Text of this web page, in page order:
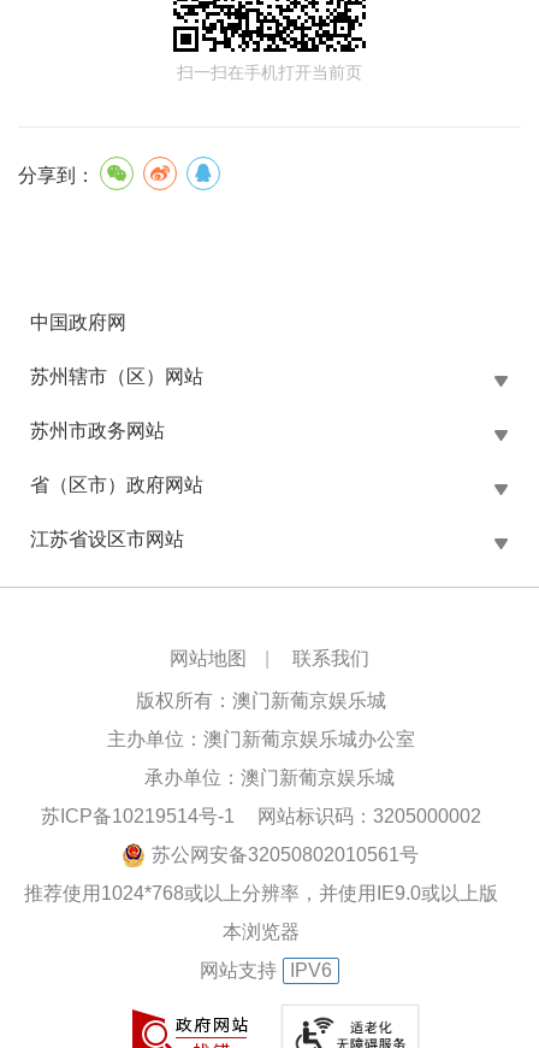
扫一扫在手机打开当前页
分享到：
中国政府网
苏州辖市（区）网站
苏州市政务网站
省（区市）政府网站
江苏省设区市网站
网站地图 联系我们
版权所有：澳门新葡京娱乐城
主办单位：澳门新葡京娱乐城办公室
承办单位：澳门新葡京娱乐城
苏ICP备10219514号-1
网站标识码：3205000002
苏公网安备32050802010561号
推荐使用1024*768或以上分辨率，并使用IE9.0或以上版
本浏览器
网站支持
IPV6